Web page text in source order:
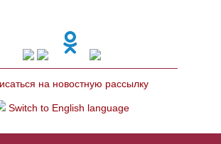
на новостную рассылку
Switch to English language